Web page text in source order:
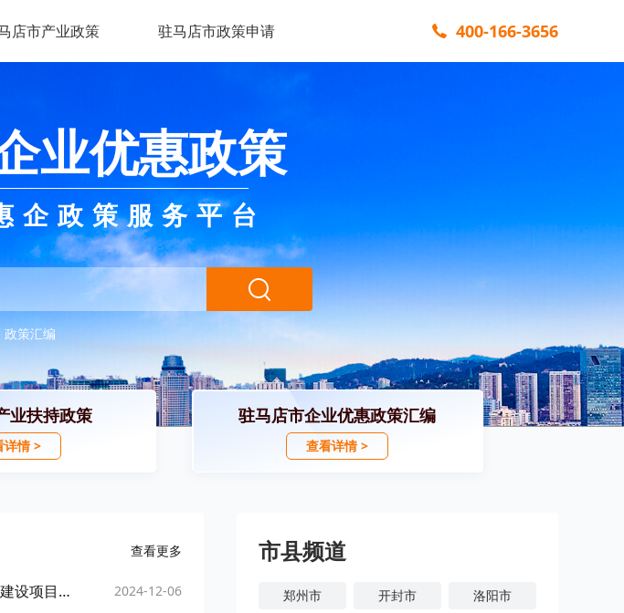
店市产业政策 驻马店市政策申请 400-166-3656
业优惠政策
企政策服务平台
政策汇编
业扶持政策
详情 >
驻马店市企业优惠政策汇编
查看详情 >
查看更多
驻马店市人民政府关于发布严格控制确山县邢河水库项目建设用地范围内新增建设项目和迁入人口的通告的请示 2024-12-06
市县频道
郑州市 开封市 洛阳市